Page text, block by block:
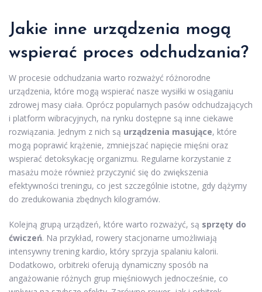
Jakie inne urządzenia mogą
wspierać proces odchudzania?
W procesie odchudzania warto rozważyć różnorodne
urządzenia, które mogą wspierać nasze wysiłki w osiąganiu
zdrowej masy ciała. Oprócz popularnych pasów odchudzających
i platform wibracyjnych, na rynku dostępne są inne ciekawe
rozwiązania. Jednym z nich są urządzenia masujące, które
mogą poprawić krążenie, zmniejszać napięcie mięśni oraz
wspierać detoksykację organizmu. Regularne korzystanie z
masażu może również przyczynić się do zwiększenia
efektywności treningu, co jest szczególnie istotne, gdy dążymy
do zredukowania zbędnych kilogramów.
Kolejną grupą urządzeń, które warto rozważyć, są sprzęty do
ćwiczeń. Na przykład, rowery stacjonarne umożliwiają
intensywny trening kardio, który sprzyja spalaniu kalorii.
Dodatkowo, orbitreki oferują dynamiczny sposób na
angażowanie różnych grup mięśniowych jednocześnie, co